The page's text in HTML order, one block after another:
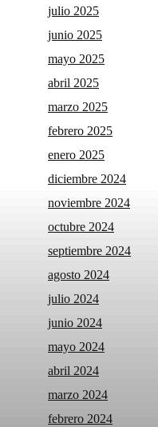
julio 2025
junio 2025
mayo 2025
abril 2025
marzo 2025
febrero 2025
enero 2025
diciembre 2024
noviembre 2024
octubre 2024
septiembre 2024
agosto 2024
julio 2024
junio 2024
mayo 2024
abril 2024
marzo 2024
febrero 2024